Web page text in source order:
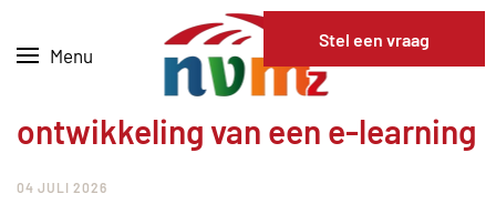
Skip to main content
Menu
ontwikkeling van een e-learning
04 JULI 2026
Stel een vraag